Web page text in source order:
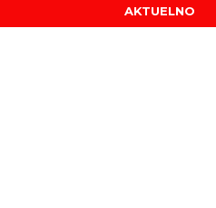
AKTUELNO